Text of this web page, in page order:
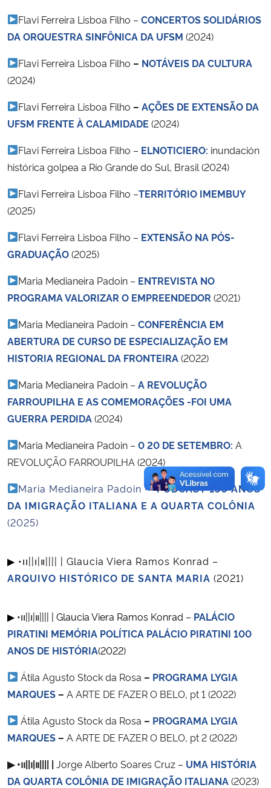
Gabinete de Segurança Institucional
Advocacia-Geral da União
Planalto
Flavi Ferreira Lisboa Filho –CONCERTOS SOLIDÁRIOS
DA ORQUESTRA SINFÔNICA DA UFSM (2024)
Flavi Ferreira Lisboa Filho – NOTÁVEIS DA CULTURA
(2024)
Flavi Ferreira Lisboa Filho – AÇÕES DE EXTENSÃO DA
UFSM FRENTE À CALAMIDADE (2024)
Flavi Ferreira Lisboa Filho – ELNOTICIERO: inundación
histórica golpea a Río Grande do Sul, Brasil (2024)
Flavi Ferreira Lisboa Filho –TERRITÓRIO IMEMBUY
(2025)
Flavi Ferreira Lisboa Filho – EXTENSÃO NA PÓS-
GRADUAÇÃO(2025)
Maria Medianeira Padoin – ENTREVISTA NO
PROGRAMA VALORIZAR O EMPREENDEDOR (2021)
Maria Medianeira Padoin –CONFERÊNCIA EM
ABERTURA DE CURSO DE ESPECIALIZAÇÃO EM
HISTORIA REGIONAL DA FRONTEIRA(2022)
Maria Medianeira Padoin –A REVOLUÇÃO
FARROUPILHA E AS COMEMORAÇÕES -FOI UMA
GUERRA PERDIDA(2024)
Maria Medianeira Padoin –0 20 DE SETEMBRO:A
REVOLUÇÃO FARROUPILHA (2024)
Maria Medianeira Padoin –PODCAST 150 ANOS
DA IMIGRAÇÃO ITALIANA E A QUARTA COLÔNIA
(2025)
▶︎ •၊၊||၊|။|||| | Glaucia Viera Ramos Konrad –
ARQUIVO HISTÓRICO DE SANTA MARIA (2021)
▶︎ •၊၊||၊|။|||| | Glaucia Viera Ramos Konrad – PALÁCIO
PIRATINI MEMÓRIA POLÍTICA PALÁCIO PIRATINI 100
ANOS DE HISTÓRIA(2022)
Átila Agusto Stock da Rosa – PROGRAMA LYGIA
MARQUES – A ARTE DE FAZER O BELO, pt 1 (2022)
Átila Agusto Stock da Rosa – PROGRAMA LYGIA
MARQUES – A ARTE DE FAZER O BELO, pt 2 (2022)
▶︎ •၊၊||၊|။|||| | Jorge Alberto Soares Cruz – UMA HISTÓRIA
DA QUARTA COLÔNIA DE IMIGRAÇÃO ITALIANA(2023)